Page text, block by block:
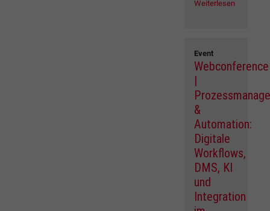
Weiterlesen
Event
Webconference
|
&
Automation:
Digitale
Workflows,
DMS, KI
und
Integration